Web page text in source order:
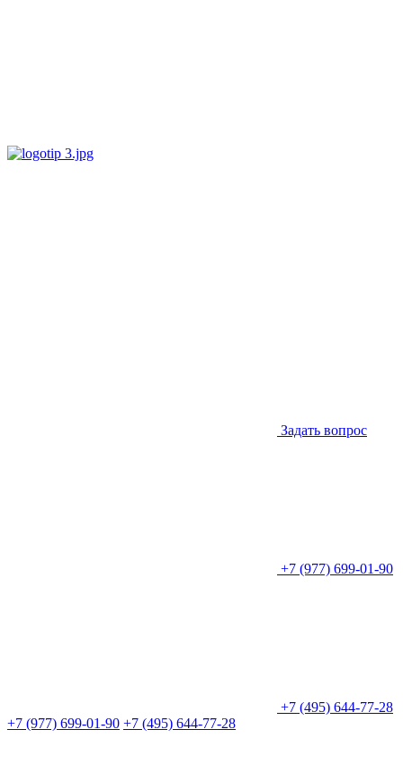
Задать вопрос
+7 (977) 699-01-90
+7 (495) 644-77-28
+7 (977) 699-01-90 +7 (495) 644-77-28